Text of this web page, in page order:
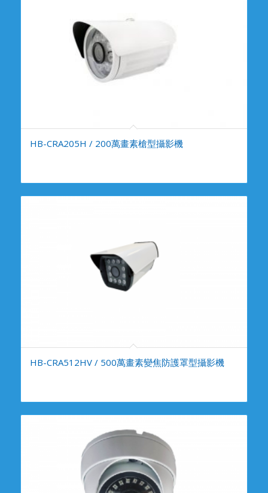
HB-CRA205H / 200萬畫素槍型攝影機
HB-CRA512HV / 500萬畫素變焦防護罩型攝影機